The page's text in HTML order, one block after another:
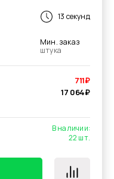
13 секунд
Мин. заказ
штука
711₽
17 064₽
В наличии:
22 шт.